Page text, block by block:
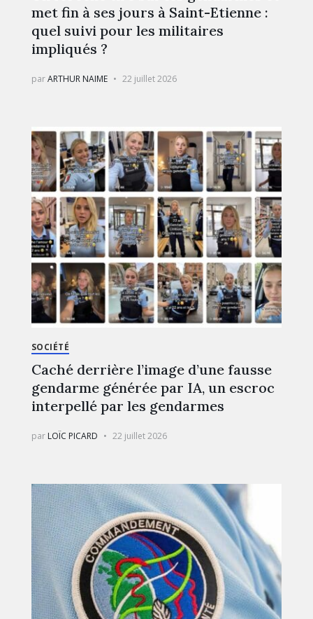
met fin à ses jours à Saint-Etienne :
quel suivi pour les militaires
impliqués ?
parARTHUR NAIME 22 juillet 2026
SOCIÉTÉ
Caché derrière l’image d’une fausse
gendarme générée par IA, un escroc
interpellé par les gendarmes
par LOÏC PICARD 22 juillet 2026